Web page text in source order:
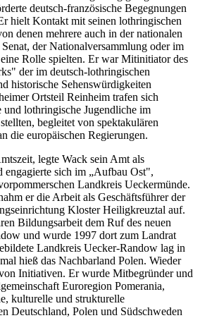
deutsch-französische Begegnungen
hielt Kontakt mit seinen lothringischen
denen mehrere auch in der nationalen
der Nationalversammlung oder im
Rolle spielten. Er war Mitinitiator des
der im deutsch-lothringischen
historische Sehenswürdigkeiten
Ortsteil Reinheim trafen sich
und lothringische Jugendliche im
begleitet von spektakulären
die europäischen Regierungen.
legte Wack sein Amt als
engagierte sich im „Aufbau Ost",
Landkreis Ueckermünde.
er die Arbeit als Geschäftsführer der
Kloster Heiligkreuztal auf.
Bildungsarbeit dem Ruf des neuen
und wurde 1997 dort zum Landrat
Landkreis Uecker-Randow lag in
hieß das Nachbarland Polen. Wieder
Initiativen. Er wurde Mitbegründer und
Euroregion Pomerania,
kulturelle und strukturelle
Deutschland, Polen und Südschweden